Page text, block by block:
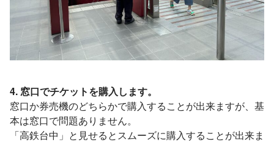
4. 窓口でチケットを購入します。
窓口か券売機のどちらかで購入することが出来ますが、基
本は窓口で問題ありません。
「高鉄台中」と見せるとスムーズに購入することが出来ま